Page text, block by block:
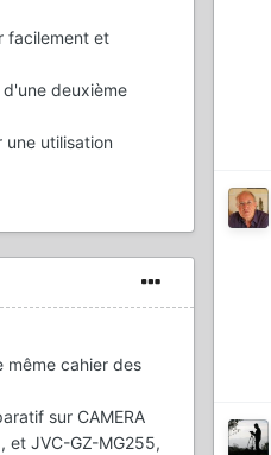
facilement et
deuxième
utilisation
même cahier des
sur CAMERA
et JVC-GZ-MG255,